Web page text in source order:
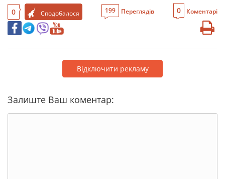
0 Сподобалося 199 Переглядів 0 Коментарі
Відключити рекламу
Залиште Ваш коментар: